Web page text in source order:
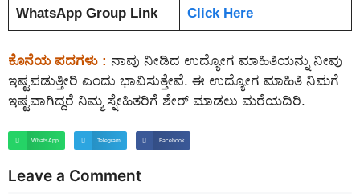
WhatsApp Group Link Click Here
ಕೊನೆಯ ಪದಗಳು : ನಾವು ನೀಡಿದ ಉದ್ಯೋಗ ಮಾಹಿತಿಯನ್ನು ನೀವು
ಇಷ್ಟಪಡುತ್ತೀರಿ ಎಂದು ಭಾವಿಸುತ್ತೇವೆ. ಈ ಉದ್ಯೋಗ ಮಾಹಿತಿ ನಿಮಗೆ
ಇಷ್ಟವಾಗಿದ್ದರೆ ನಿಮ್ಮ ಸ್ನೇಹಿತರಿಗೆ ಶೇರ್ ಮಾಡಲು ಮರೆಯದಿರಿ.
WhatsApp Telegram Facebook
Leave a Comment